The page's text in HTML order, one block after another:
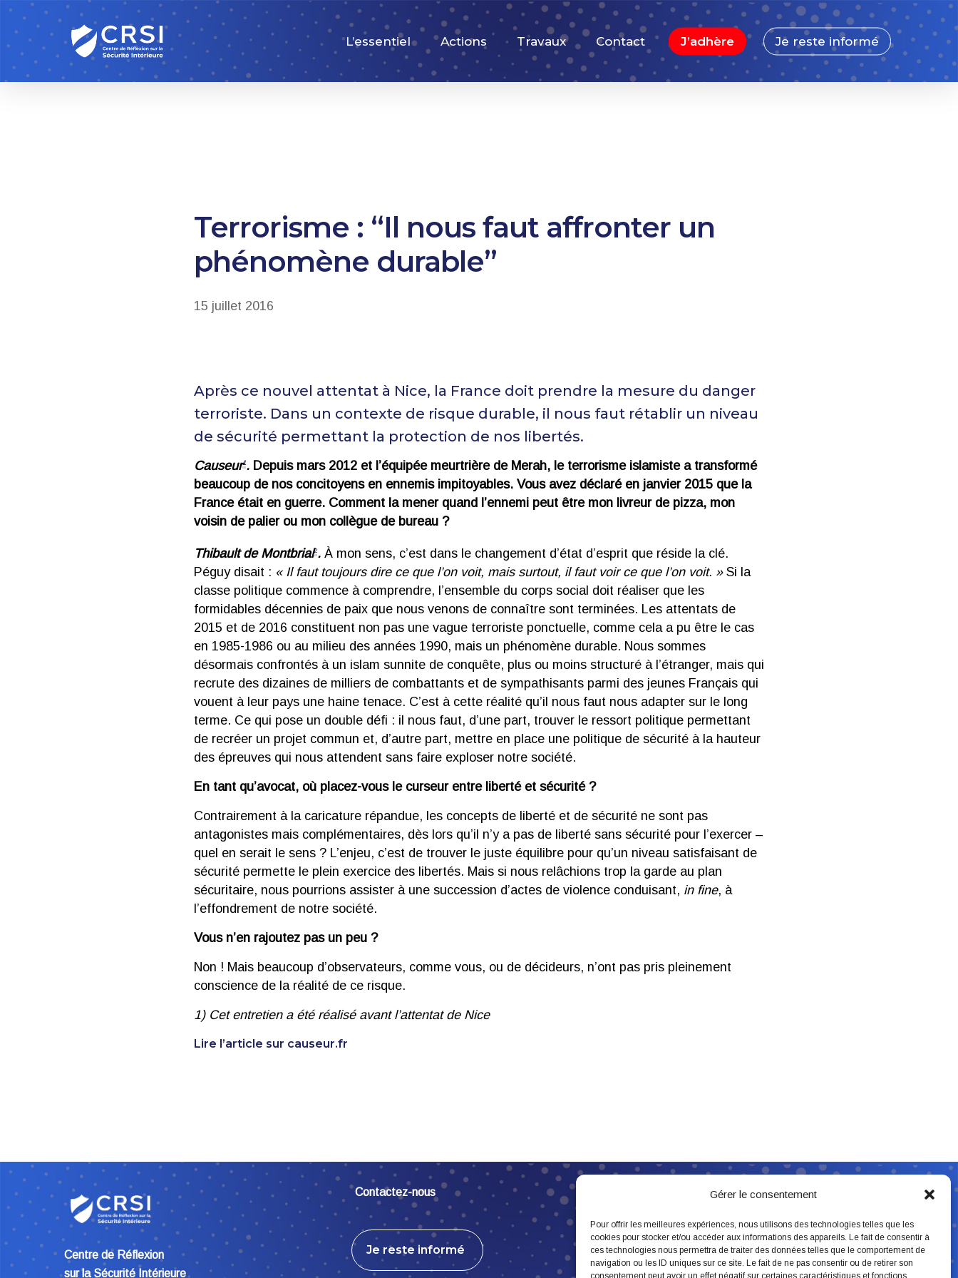
Gérer le consentement
Pour offrir les meilleures expériences, nous utilisons des technologies telles que les
cookies pour stocker et/ou accéder aux informations des appareils. Le fait de consentir à
ces technologies nous permettra de traiter des données telles que le comportement de
navigation ou les ID uniques sur ce site. Le fait de ne pas consentir ou de retirer son
consentement peut avoir un effet négatif sur certaines caractéristiques et fonctions.
Skip
main
content
L’essentiel Actions Travaux Contact J’adhère Je reste informé
Terrorisme : “Il nous faut affronter un
phénomène durable”
15 juillet 2016
Après ce nouvel attentat à Nice, la France doit prendre la mesure du danger
terroriste. Dans un contexte de risque durable, il nous faut rétablir un niveau
de sécurité permettant la protection de nos libertés.
Causeur1. Depuis mars 2012 et l’équipée meurtrière de Merah, le terrorisme islamiste a transformé
beaucoup de nos concitoyens en ennemis impitoyables. Vous avez déclaré en janvier 2015 que la
France était en guerre. Comment la mener quand l’ennemi peut être mon livreur de pizza, mon
voisin de palier ou mon collègue de bureau ?
Thibault de Montbrial2. À mon sens, c’est dans le changement d’état d’esprit que réside la clé.
Péguy disait : « Il faut toujours dire ce que l’on voit, mais surtout, il faut voir ce que l’on voit. » Si la
classe politique commence à comprendre, l’ensemble du corps social doit réaliser que les
formidables décennies de paix que nous venons de connaître sont terminées. Les attentats de
2015 et de 2016 constituent non pas une vague terroriste ponctuelle, comme cela a pu être le cas
en 1985-1986 ou au milieu des années 1990, mais un phénomène durable. Nous sommes
désormais confrontés à un islam sunnite de conquête, plus ou moins structuré à l’étranger, mais qui
recrute des dizaines de milliers de combattants et de sympathisants parmi des jeunes Français qui
vouent à leur pays une haine tenace. C’est à cette réalité qu’il nous faut nous adapter sur le long
terme. Ce qui pose un double défi : il nous faut, d’une part, trouver le ressort politique permettant
de recréer un projet commun et, d’autre part, mettre en place une politique de sécurité à la hauteur
des épreuves qui nous attendent sans faire exploser notre société.
En tant qu’avocat, où placez-vous le curseur entre liberté et sécurité ?
Contrairement à la caricature répandue, les concepts de liberté et de sécurité ne sont pas
antagonistes mais complémentaires, dès lors qu’il n’y a pas de liberté sans sécurité pour l’exercer –
quel en serait le sens ? L’enjeu, c’est de trouver le juste équilibre pour qu’un niveau satisfaisant de
sécurité permette le plein exercice des libertés. Mais si nous relâchions trop la garde au plan
sécuritaire, nous pourrions assister à une succession d’actes de violence conduisant, in fine, à
l’effondrement de notre société.
Vous n’en rajoutez pas un peu ?
Non ! Mais beaucoup d’observateurs, comme vous, ou de décideurs, n’ont pas pris pleinement
conscience de la réalité de ce risque.
1) Cet entretien a été réalisé avant l’attentat de Nice
Lire l’article sur causeur.fr
Centre de Réflexion
sur la Sécurité Intérieure
Contactez-nous
Je reste informé